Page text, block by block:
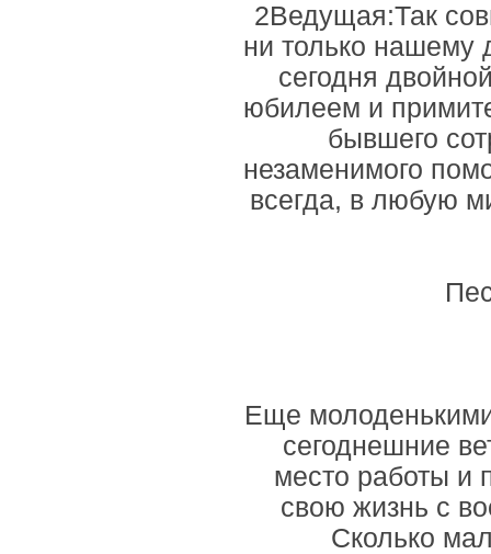
2Ведущая:Так
ни только нашему
сегодня
юбилеем и
бывшего
незаменимого
всегда, в любую
Еще
сегоднешние
место работы и
свою жизнь с
Сколько